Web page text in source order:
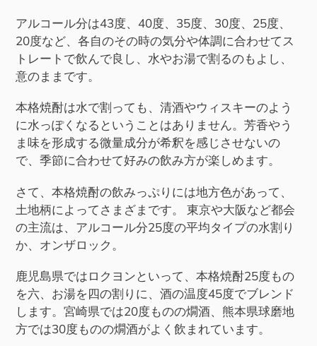
アルコール分は43度、40度、35度、30度、25度、
20度など、各自のその時の気分や体調に合わせてス
トレートで飲んで良し、水やお湯で割るのもよし、
意のままです。
本格焼酎は水で割っても、清酒やウィスキーのよう
に水っぽくなるということはありません。芳香やう
ま味を形成する微量成分が希釈を感じさせないの
で、季節に合わせて好みの飲み方が楽しめます。
さて、本格焼酎の飲みっぷりには地方色があって、
土地柄によってさまざまです。 東京や大阪など都会
の主流は、アルコール分25度の平均タイプの水割り
か、オンザロック。
鹿児島県ではロクヨンといって、本格焼酎25度もの
を六、お湯を四の割りに、酒の温度45度でブレンド
します。宮崎県では20度ものの燗酒、熊本県球磨地
方では30度ものの燗酒がよく飲まれています。